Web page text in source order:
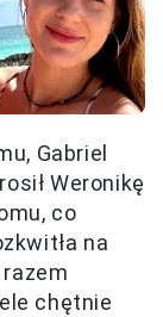
Gabriel
Weronikę
co
na
chętnie